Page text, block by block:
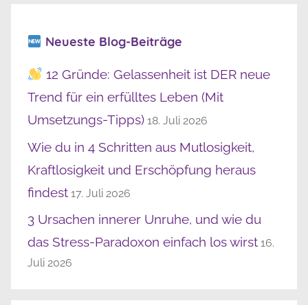
Neueste Blog-Beiträge
12 Gründe: Gelassenheit ist DER neue
Trend für ein erfülltes Leben (Mit
Umsetzungs-Tipps) 18. Juli 2026
Wie du in 4 Schritten aus Mutlosigkeit,
Kraftlosigkeit und Erschöpfung heraus
findest 17. Juli 2026
3 Ursachen innerer Unruhe, und wie du
das Stress-Paradoxon einfach los wirst 16.
Juli 2026